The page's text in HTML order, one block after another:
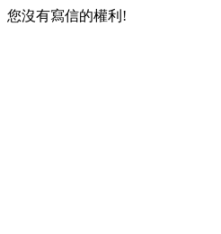
您沒有寫信的權利!